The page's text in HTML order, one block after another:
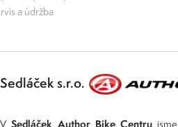
a údržba
Sedláček s.r.o.
VSedláček Author Bike Centru